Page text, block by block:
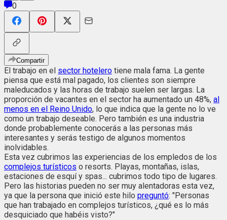
0
Compartir
El trabajo en el sector hotelero tiene mala fama. La gente
piensa que está mal pagado, los clientes son siempre
maleducados y las horas de trabajo suelen ser largas. La
proporción de vacantes en el sector ha aumentado un 48%, al
menos en el Reino Unido, lo que indica que la gente no lo ve
como un trabajo deseable. Pero también es una industria
donde probablemente conocerás a las personas más
interesantes y serás testigo de algunos momentos
inolvidables.
Esta vez cubrimos las experiencias de los empledos de los
complejos turísticos o resorts. Playas, montañas, islas,
estaciones de esquí y spas... cubrimos todo tipo de lugares.
Pero las historias pueden no ser muy alentadoras esta vez,
ya que la persona que inició este hilo preguntó: "Personas
que han trabajado en complejos turísticos, ¿qué es lo más
desquiciado que habéis visto?"